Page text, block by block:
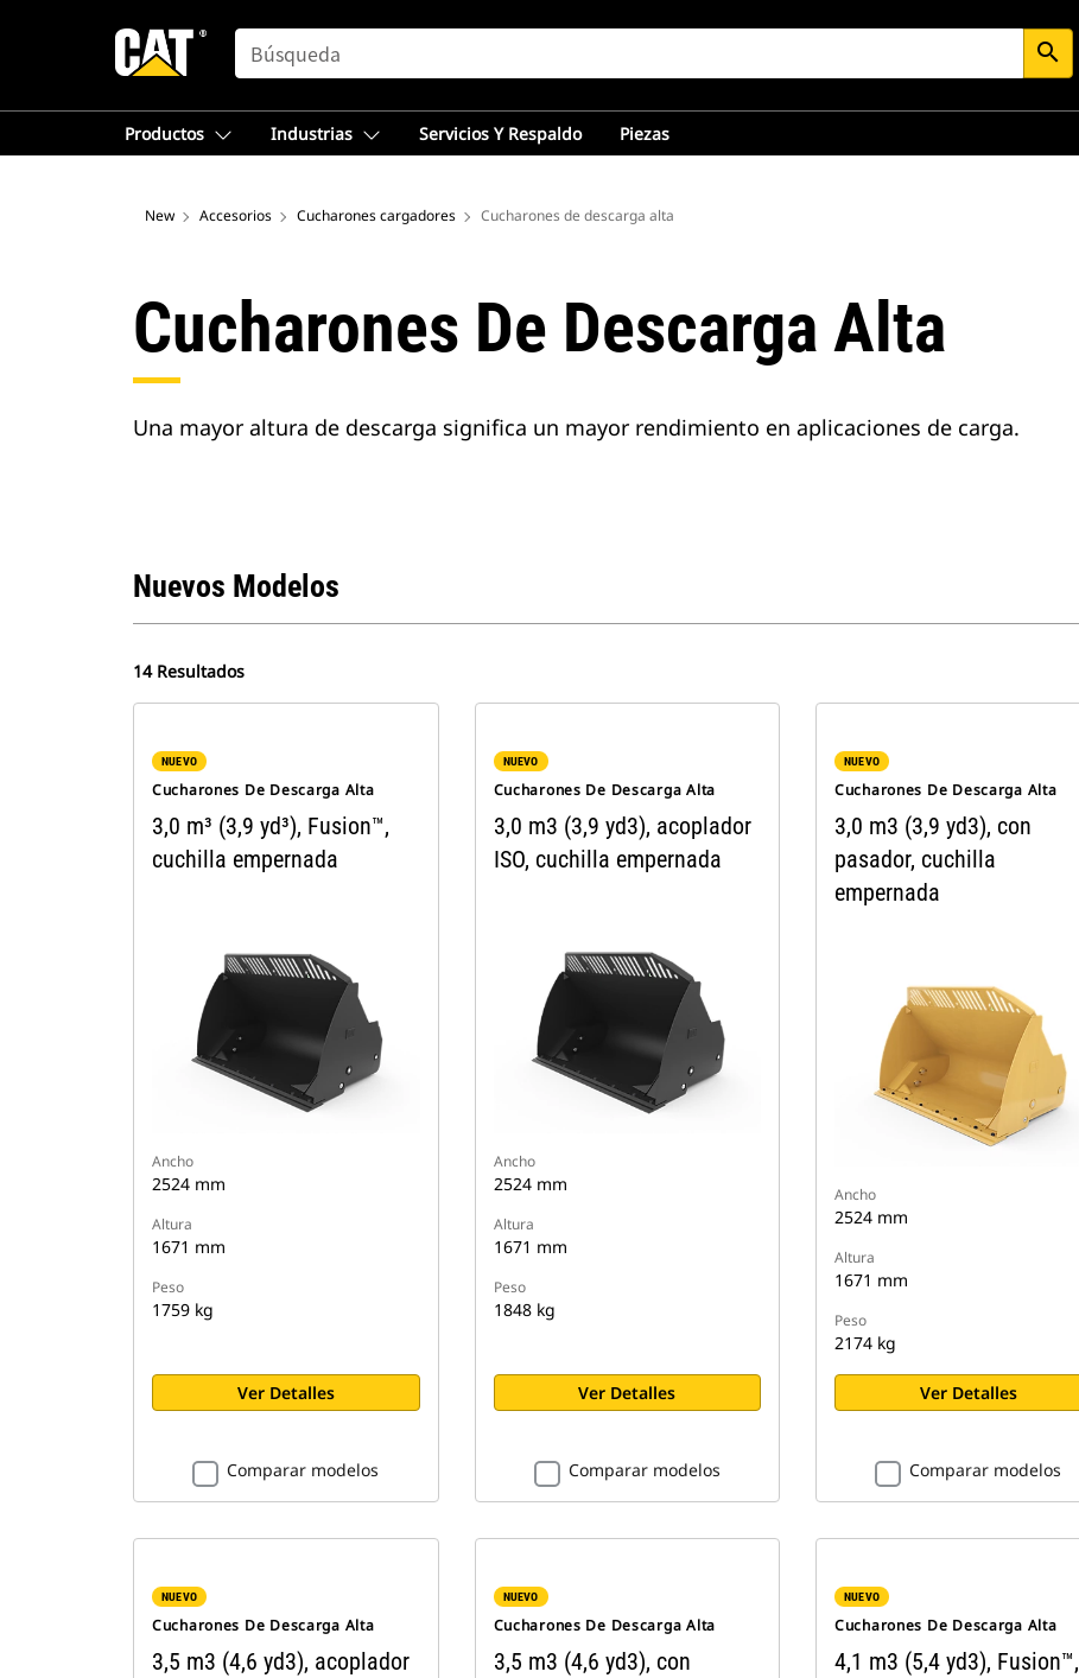
SEARCH search
Productos Industrias Servicios Y Respaldo Piezas
New Accesorios Cucharones cargadores Cucharones de descarga alta
Cucharones De Descarga Alta
Una mayor altura de descarga significa un mayor rendimiento en aplicaciones de carga.
Nuevos Modelos
14 Resultados
NUEVO
Cucharones De Descarga Alta
3,0 m³ (3,9 yd³), Fusion™,
cuchilla empernada
Ancho
2524 mm
Altura
1671 mm
Peso
1759 kg
Ver Detalles
Comparar modelos
NUEVO
Cucharones De Descarga Alta
3,0 m3 (3,9 yd3), acoplador
ISO, cuchilla empernada
Ancho
2524 mm
Altura
1671 mm
Peso
1848 kg
Ver Detalles
Comparar modelos
NUEVO
Cucharones De Descarga Alta
3,0 m3 (3,9 yd3), con
pasador, cuchilla
empernada
Ancho
2524 mm
Altura
1671 mm
Peso
2174 kg
Ver Detalles
Comparar modelos
NUEVO
Cucharones De Descarga Alta
3,5 m3 (4,6 yd3), acoplador
NUEVO
Cucharones De Descarga Alta
3,5 m3 (4,6 yd3), con
NUEVO
Cucharones De Descarga Alta
4,1 m3 (5,4 yd3), Fusion™,